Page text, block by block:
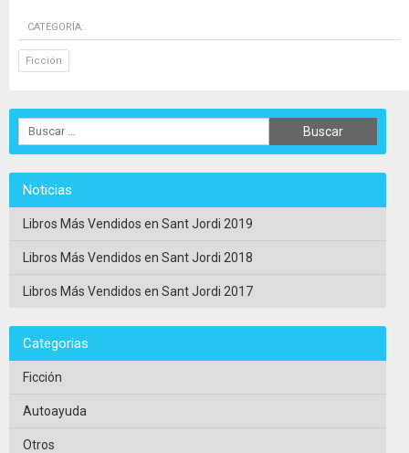
CATEGORÍA:
Ficción
Noticias
Libros Más Vendidos en Sant Jordi 2019
Libros Más Vendidos en Sant Jordi 2018
Libros Más Vendidos en Sant Jordi 2017
Categorias
Ficción
Autoayuda
Otros